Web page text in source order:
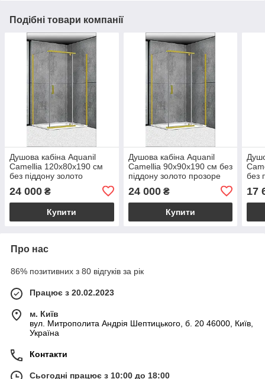
Подібні товари компанії
Душова кабіна Aquanil
Camellia 120х80х190 см
без піддону золото
розпашні двері
24 000 ₴
Купити
Душова кабіна Aquanil
Camellia 90х90х190 см без
піддону золото прозоре
скло 6 мм розпашні двері
24 000₴
Купити
без
17
Про нас
86% позитивних з 80 відгуків за рік
Працює з 20.02.2023
м. Київ
вул. Митрополита Андрія Шептицького, б. 20 46000, Київ,
Україна
Контакти
Сьогодні працює з 10:00 до 18:00